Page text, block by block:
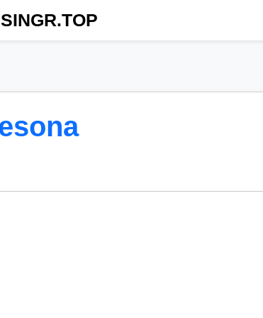
SINGR.TOP